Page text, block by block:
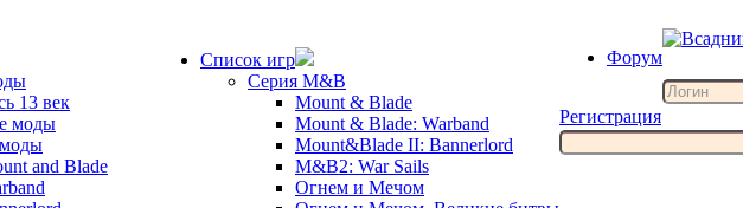
13 век
моды
and Blade
Список игр
Серия M&B
Mount & Blade
Mount & Blade: Warband
Mount&Blade II: Bannerlord
M&B2: War Sails
Огнем и Мечом
Форум
Регистрация